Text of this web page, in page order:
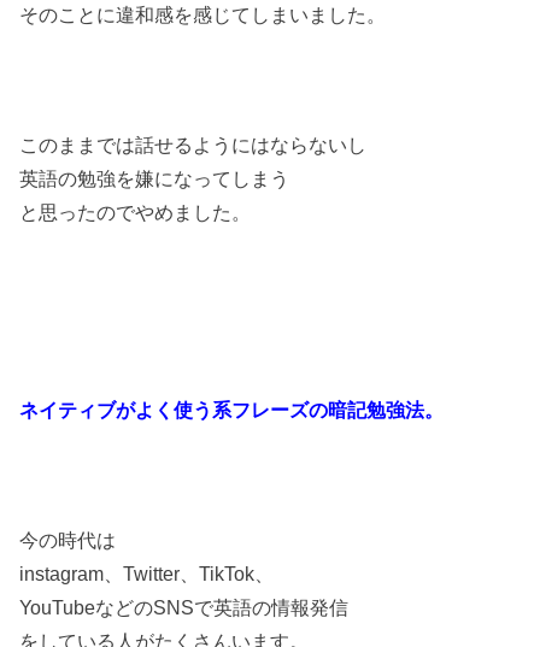
そのことに違和感を感じてしまいました。
このままでは話せるようにはならないし
英語の勉強を嫌になってしまう
と 思ったのでやめました。
ネイティブがよく使う系フレーズの暗記勉強法。
今の時代は
instagram、Twitter、TikTok、
YouTubeなどのSNSで英語の情報発信
をしている人がたくさんいます。